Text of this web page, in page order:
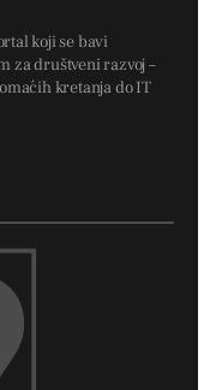
koji se bavi
za društveni razvoj –
kretanja do IT